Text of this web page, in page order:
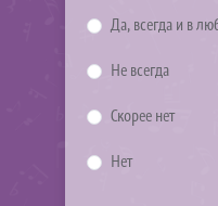
Да, всегда и в
Не всегда
Скорее нет
Нет